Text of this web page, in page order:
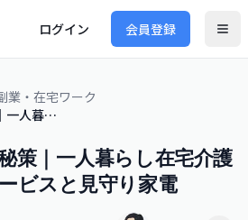
ログイン 会員登録
業・在宅ワーク
仕事と両立する秘策｜一人暮らし在宅介護で使える公的サービスと見守り家電
策｜一人暮らし在宅介護
ビスと見守り家電